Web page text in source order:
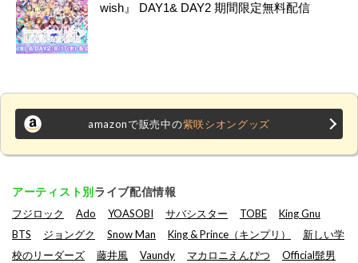
wish』 DAY1& DAY2 期間限定無料配信
amazonで販売中の紫咲シオングッズ
アーティスト別ライブ配信情報
フジロック Ado YOASOBI サバシスター TOBE
King Gnu
BTS
ジョングク Snow Man King & Prince（キンプリ）
新しい学
校のリーダーズ
藤井風 Vaundy マカロニえんぴつ
Official髭男